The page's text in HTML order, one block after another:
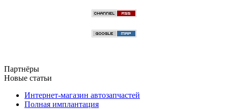
Партнёры
Новые статьи
Интернет-магазин автозапчастей
Полная имплантация